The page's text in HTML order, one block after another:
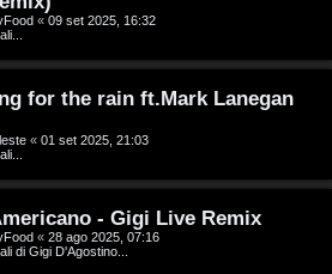
« 09 set 2025, 16:32
for the rain ft.Mark Lanegan
« 01 set 2025, 21:03
- Gigi Live Remix
« 28 ago 2025, 07:16
di Gigi D'Agostino...